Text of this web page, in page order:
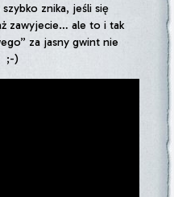
znika, jeśli się
zawyjecie… ale to i tak
za jasny gwint nie
;-)